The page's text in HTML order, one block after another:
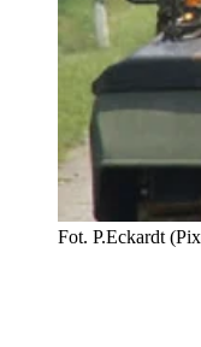
Fot. P.Eckardt